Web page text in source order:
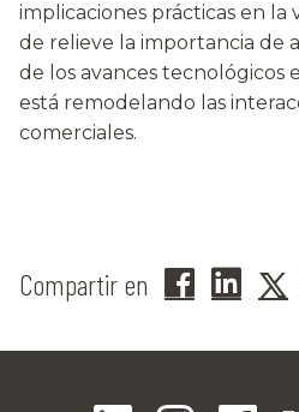
implicaciones prácticas en la
de relieve la importancia de
de los avances tecnológicos
está remodelando las
comerciales.
Compartir en